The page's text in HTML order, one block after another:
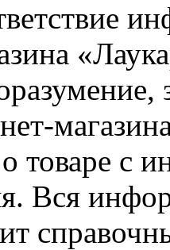
товаре с
Вся